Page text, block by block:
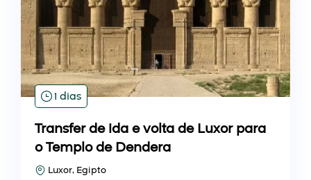
1 dias
Transfer de ida e volta de Luxor para
o Templo de Dendera
Luxor, Egipto